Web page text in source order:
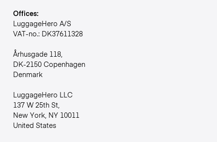
Offices:
LuggageHero A/S
VAT-no.: DK37611328
Århusgade 118,
DK-2150 Copenhagen
Denmark
LuggageHero LLC
137 W 25th St,
New York, NY 10011
United States